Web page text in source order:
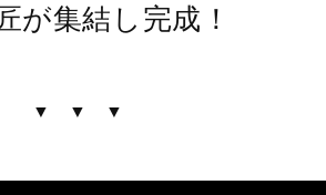
が集結し完成！
▼ ▼ ▼